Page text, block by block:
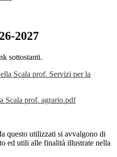
2027
sottostanti.
Scala prof. Servizi per la
Scala prof. agrario.pdf
questo utilizzati si avvalgono di
ed utili alle finalità illustrate nella